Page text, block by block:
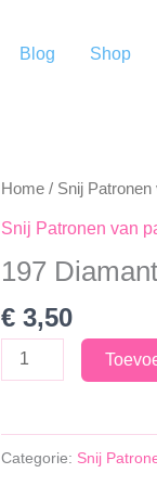
Blog Shop
Home / Snij Patronen
Snij Patronen van
197
€ 3,50
197
Diamant
Categorie: Snij